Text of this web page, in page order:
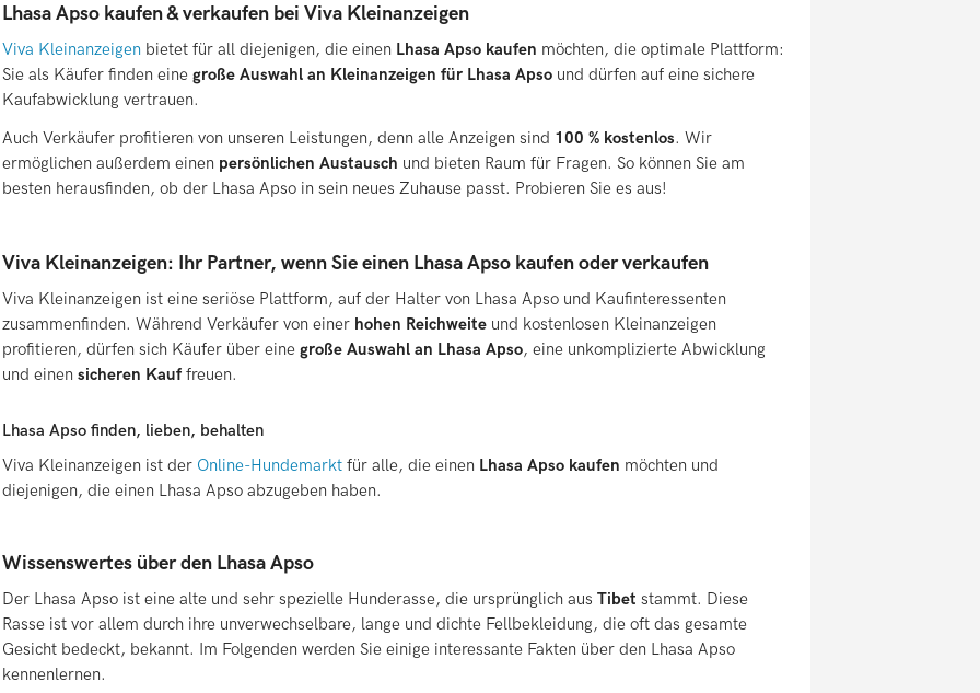
Lhasa Apso kaufen & verkaufen bei Viva Kleinanzeigen
Viva Kleinanzeigenbietet für all diejenigen, die einen Lhasa Apso kaufen möchten, die optimale Plattform:
Sie als Käufer finden eine große Auswahl an Kleinanzeigen für Lhasa Apsound dürfen auf eine sichere
Kaufabwicklung vertrauen.
Auch Verkäufer profitieren von unseren Leistungen, denn alle Anzeigen sind 100 % kostenlos. Wir
ermöglichen außerdem einen persönlichen Austausch und bieten Raum für Fragen. So können Sie am
besten herausfinden, ob der Lhasa Apso in sein neues Zuhause passt. Probieren Sie es aus!
Viva Kleinanzeigen: Ihr Partner, wenn Sie einen Lhasa Apso kaufen oder verkaufen
Viva Kleinanzeigen ist eine seriöse Plattform, auf der Halter von Lhasa Apso und Kaufinteressenten
zusammenfinden. Während Verkäufer von einer hohen Reichweiteund kostenlosen Kleinanzeigen
profitieren, dürfen sich Käufer über eine große Auswahl an Lhasa Apso, eine unkomplizierte Abwicklung
und einen sicheren Kauffreuen.
Lhasa Apso finden, lieben, behalten
Viva Kleinanzeigen ist der Online-Hundemarkt für alle, die einen Lhasa Apso kaufen möchten und
diejenigen, die einen Lhasa Apso abzugeben haben.
Wissenswertes über den Lhasa Apso
Der Lhasa Apso ist eine alte und sehr spezielle Hunderasse, die ursprünglich aus Tibet stammt. Diese
Rasse ist vor allem durch ihre unverwechselbare, lange und dichte Fellbekleidung, die oft das gesamte
Gesicht bedeckt, bekannt. Im Folgenden werden Sie einige interessante Fakten über den Lhasa Apso
kennenlernen.